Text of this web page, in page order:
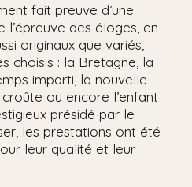
fait preuve d’une
des éloges, en
originaux que variés,
choisis : la Bretagne, la
imparti, la nouvelle
ou encore l’enfant
présidé par le
les prestations ont été
leur qualité et leur